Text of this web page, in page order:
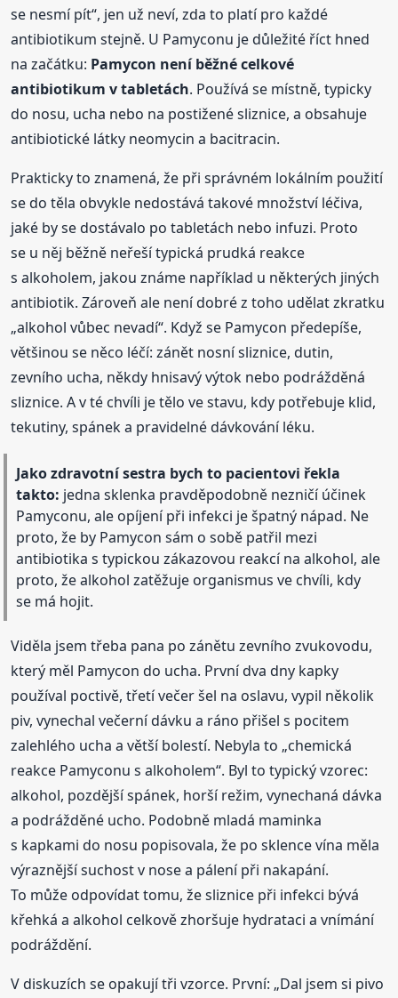
se nesmí pít“, jen už neví, zda to platí pro každé
antibiotikum stejně. U Pamyconu je důležité říct hned
na začátku: Pamycon není běžné celkové
antibiotikum v tabletách. Používá se místně, typicky
do nosu, ucha nebo na postižené sliznice, a obsahuje
antibiotické látky neomycin a bacitracin.
Prakticky to znamená, že při správném lokálním použití
se do těla obvykle nedostává takové množství léčiva,
jaké by se dostávalo po tabletách nebo infuzi. Proto
se u něj běžně neřeší typická prudká reakce
s alkoholem, jakou známe například u některých jiných
antibiotik. Zároveň ale není dobré z toho udělat zkratku
„alkohol vůbec nevadí“. Když se Pamycon předepíše,
většinou se něco léčí: zánět nosní sliznice, dutin,
zevního ucha, někdy hnisavý výtok nebo podrážděná
sliznice. A v té chvíli je tělo ve stavu, kdy potřebuje klid,
tekutiny, spánek a pravidelné dávkování léku.
Jako zdravotní sestra bych to pacientovi řekla
takto: jedna sklenka pravděpodobně nezničí účinek
Pamyconu, ale opíjení při infekci je špatný nápad. Ne
proto, že by Pamycon sám o sobě patřil mezi
antibiotika s typickou zákazovou reakcí na alkohol, ale
proto, že alkohol zatěžuje organismus ve chvíli, kdy
se má hojit.
Viděla jsem třeba pana po zánětu zevního zvukovodu,
který měl Pamycon do ucha. První dva dny kapky
používal poctivě, třetí večer šel na oslavu, vypil několik
piv, vynechal večerní dávku a ráno přišel s pocitem
zalehlého ucha a větší bolestí. Nebyla to „chemická
reakce Pamyconu s alkoholem“. Byl to typický vzorec:
alkohol, pozdější spánek, horší režim, vynechaná dávka
a podrážděné ucho. Podobně mladá maminka
s kapkami do nosu popisovala, že po sklence vína měla
výraznější suchost v nose a pálení při nakapání.
To může odpovídat tomu, že sliznice při infekci bývá
křehká a alkohol celkově zhoršuje hydrataci a vnímání
podráždění.
V diskuzích se opakují tři vzorce. První: „Dal jsem si pivo